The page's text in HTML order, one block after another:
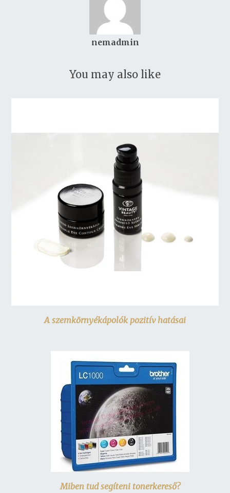
nemadmin
You may also like
A szemkörnyékápolók pozitív hatásai
Miben tud segíteni tonerkereső?